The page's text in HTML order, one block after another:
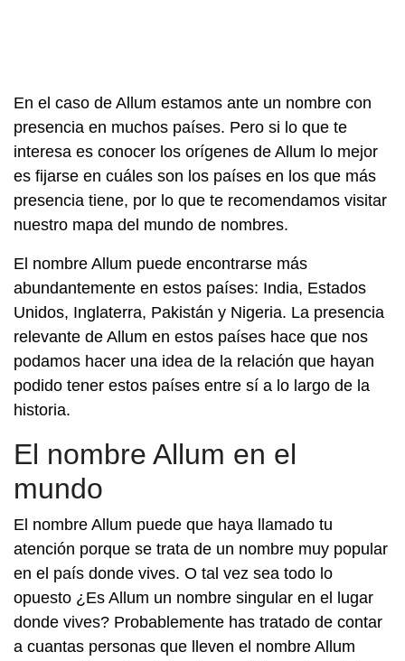
En el caso de Allum estamos ante un nombre con
presencia en muchos países. Pero si lo que te
interesa es conocer los orígenes de Allum lo mejor
es fijarse en cuáles son los países en los que más
presencia tiene, por lo que te recomendamos visitar
nuestro mapa del mundo de nombres.
El nombre Allum puede encontrarse más
abundantemente en estos países: India, Estados
Unidos, Inglaterra, Pakistán y Nigeria. La presencia
relevante de Allum en estos países hace que nos
podamos hacer una idea de la relación que hayan
podido tener estos países entre sí a lo largo de la
historia.
El nombre Allum en el
mundo
El nombre Allum puede que haya llamado tu
atención porque se trata de un nombre muy popular
en el país donde vives. O tal vez sea todo lo
opuesto ¿Es Allum un nombre singular en el lugar
donde vives? Probablemente has tratado de contar
a cuantas personas que lleven el nombre Allum